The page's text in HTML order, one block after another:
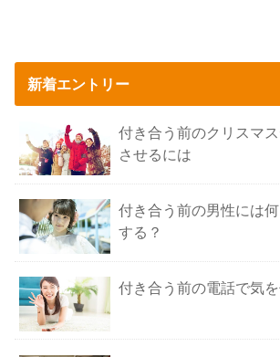
新着エントリー
付き合う前のクリスマ
させるには
付き合う前の男性には
する？
付き合う前の電話で気